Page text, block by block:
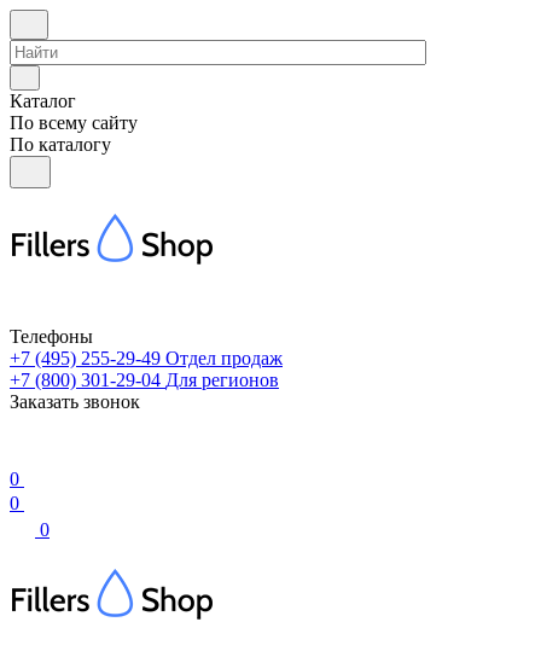
Каталог
По всему сайту
По каталогу
Телефоны
+7 (495) 255-29-49 Отдел продаж
+7 (800) 301-29-04 Для регионов
Заказать звонок
0
0
0